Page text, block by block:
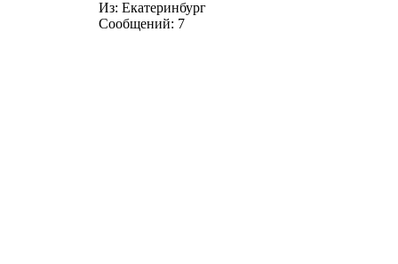
Из: Екатеринбург
Сообщений: 7